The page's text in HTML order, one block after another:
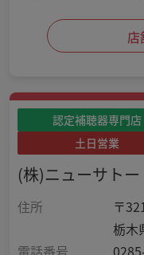
店
認定補聴器専門店
土日営業
(株)ニューサトー
住所
〒
栃木
電話番号